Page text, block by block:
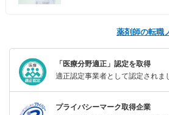
薬剤師の転職
「医療分野適正」認定を取得
適正認定事業者として認定されま
プライバシーマーク取得企業